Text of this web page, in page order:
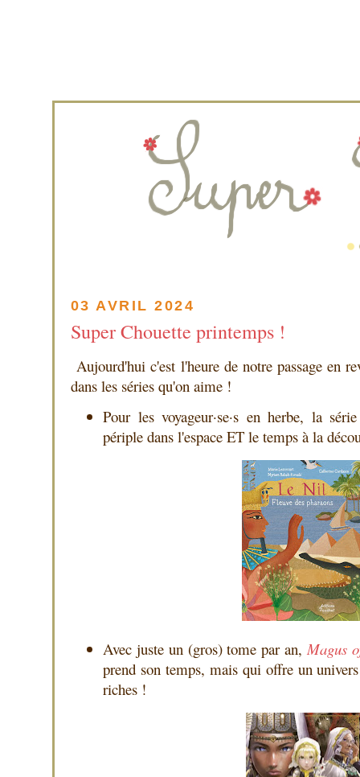
03 AVRIL 2024
Super Chouette printemps !
Aujourd'hui c'est l'heure de notre passage en
dans les séries qu'on aime !
Pour les voyageur·se·s en herbe, la
périple dans l'espace ET le temps à la
Avec juste un (gros) tome par an, Magus
prend son temps, mais qui offre un
riches !